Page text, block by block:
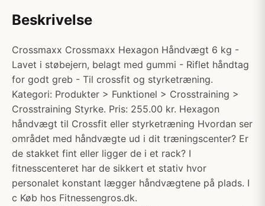
Beskrivelse
Crossmaxx Crossmaxx Hexagon Håndvægt 6 kg -
Lavet i støbejern, belagt med gummi - Riflet håndtag
for godt greb - Til crossfit og styrketræning.
Kategori: Produkter > Funktionel > Crosstraining >
Crosstraining Styrke. Pris: 255.00 kr. Hexagon
håndvægt til Crossfit eller styrketræning Hvordan ser
området med håndvægte ud i dit træningscenter? Er
de stakket fint eller ligger de i et rack? I
fitnesscenteret har de sikkert et stativ hvor
personalet konstant lægger håndvægtene på plads. I
c Køb hos Fitnessengros.dk.